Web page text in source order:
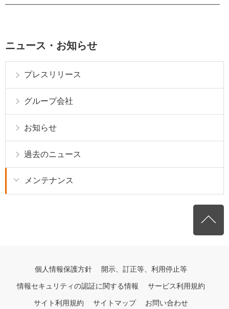
━━━━━━━━━━━━━━━━━━━━━━━━━━━━━━
ニュース・お知らせ
プレスリリース
グループ会社
お知らせ
過去のニュース
メンテナンス
個人情報保護方針 開示、訂正等、利用停止等
情報セキュリティの認証に関する情報 サービス利用規約
サイト利用規約 サイトマップ お問い合わせ